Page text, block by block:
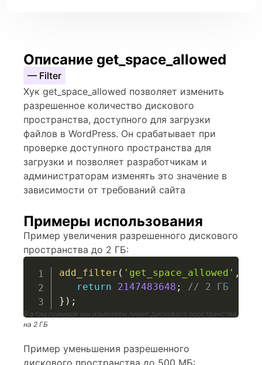
Описание get_space_allowed
— Filter
Хук get_space_allowed позволяет изменить
разрешенное количество дискового
пространства, доступного для загрузки
файлов в WordPress. Он срабатывает при
проверке доступного пространства для
загрузки и позволяет разработчикам и
администраторам изменять это значение в
зависимости от требований сайта
Примеры использования
Пример увеличения разрешенного дискового
пространства до 2 ГБ:
add_filter ( 'get_space_allowed' ,
return
2147483648 ;
// 2 ГБ
} ) ;
В этом примере мы изменяем лимит дискового пространства
на 2 ГБ
Пример уменьшения разрешенного
дискового пространства до 500 МБ: